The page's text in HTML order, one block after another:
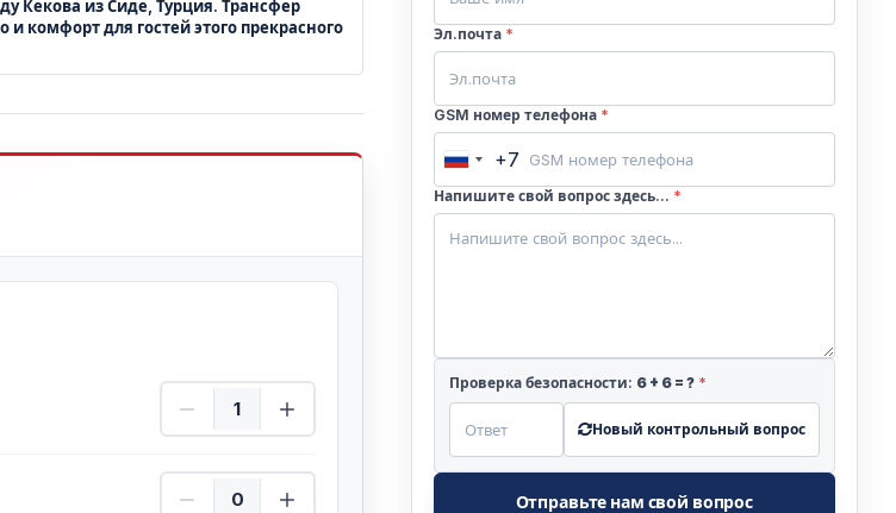
Кекова из Сиде, Турция. Трансфер
и комфорт для гостей этого прекрасного
Взрослый Количество
ребенок Количество
Эл.почта *
GSM номер телефона *
Russia
+7
+7
Напишите свой вопрос здесь... *
Проверка безопасности: 6+ 6= ? *
Новый контрольный вопрос
Отправьте нам свой вопрос